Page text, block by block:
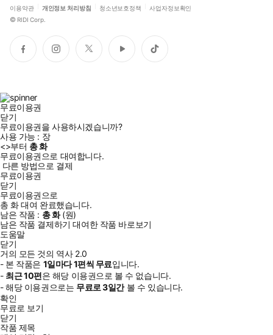
이용약관 개인정보 처리방침 청소년보호정책 사업자정보확인
© RIDI Corp.
페
이
인
스
트
위
유
튜
틱
톡
무료이용권
닫기
무료이용권을 사용하시겠습니까?
사용 가능 : 장
<>부터 총화
무료이용권으로 대여합니다.
다른 방법으로 결제
무료이용권
닫기
무료이용권으로
총 화대여 완료했습니다.
남은 작품 : 총화(원)
남은 작품 결제하기 대여한 작품 바로보기
도움말
닫기
거의 모든 것의 역사 2.0
- 본 작품은 1일마다1편씩 무료입니다.
- 최근10편은 해당 이용권으로 볼 수 없습니다.
- 해당 이용권으로는 무료로3일간볼 수 있습니다.
확인
무료로 보기
닫기
작품 제목